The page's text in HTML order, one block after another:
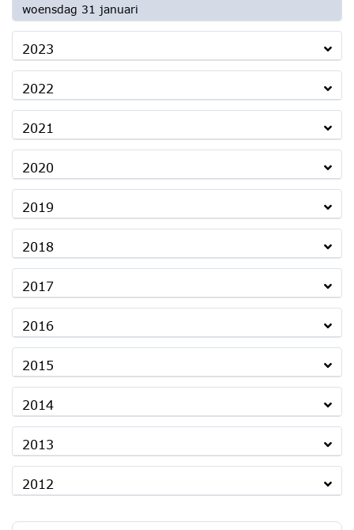
woensdag 31 januari
2023
2022
2021
2020
2019
2018
2017
2016
2015
2014
2013
2012